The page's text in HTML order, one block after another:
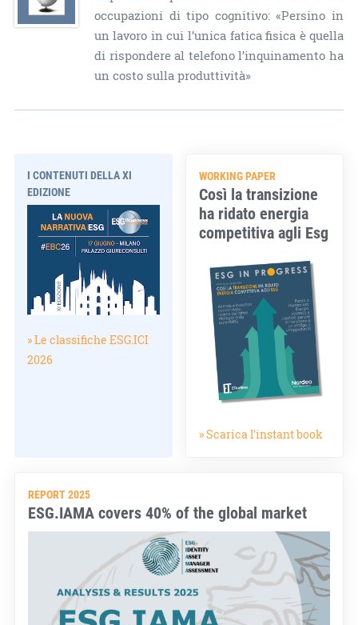
occupazioni di tipo cognitivo: «Persino in
un lavoro in cui l’unica fatica fisica è quella
di rispondere al telefono l’inquinamento ha
un costo sulla produttività»
I CONTENUTI DELLA XI
EDIZIONE
» Le classifiche ESG.ICI
2026
WORKING PAPER
Così la transizione
ha ridato energia
competitiva agli Esg
» Scarica l'instant book
REPORT 2025
ESG.IAMA covers 40% of the global market